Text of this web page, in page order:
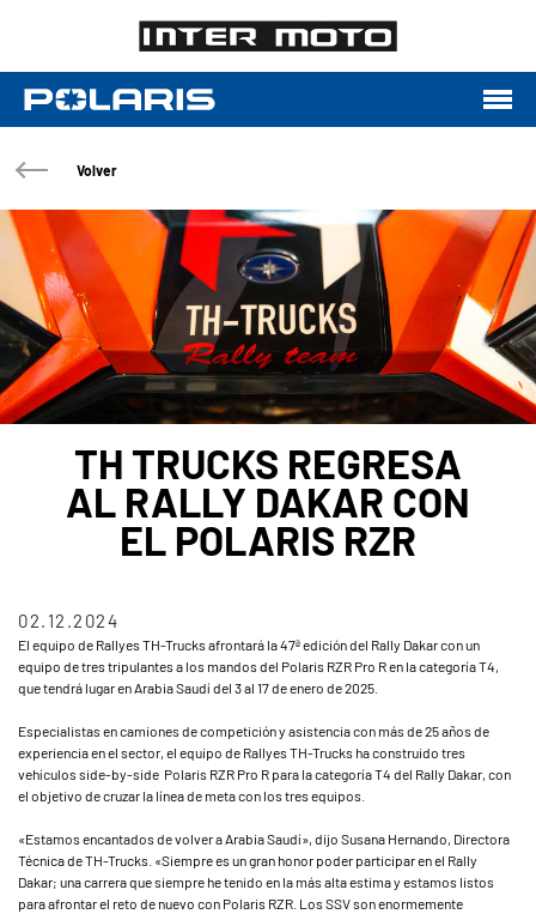
Volver
TH TRUCKS REGRESA
AL RALLY DAKAR CON
EL POLARIS RZR
02.12.2024
El equipo de Rallyes TH-Trucks afrontará la 47ª edición del Rally Dakar con un
equipo de tres tripulantes a los mandos del Polaris RZR Pro R en la categoría T4,
que tendrá lugar en Arabia Saudí del 3 al 17 de enero de 2025.
Especialistas en camiones de competición y asistencia con más de 25 años de
experiencia en el sector, el equipo de Rallyes TH-Trucks ha construido tres
vehículos side-by-side Polaris RZR Pro R para la categoría T4 del Rally Dakar, con
el objetivo de cruzar la línea de meta con los tres equipos.
«Estamos encantados de volver a Arabia Saudí», dijo Susana Hernando, Directora
Técnica de TH-Trucks. «Siempre es un gran honor poder participar en el Rally
Dakar; una carrera que siempre he tenido en la más alta estima y estamos listos
para afrontar el reto de nuevo con Polaris RZR. Los SSV son enormemente